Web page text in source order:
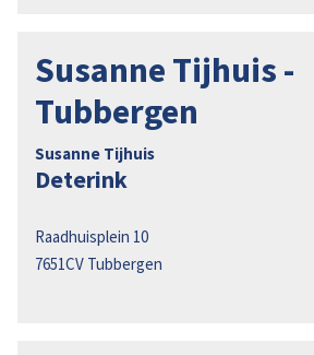
Susanne Tijhuis -
Tubbergen
Susanne Tijhuis
Deterink
Raadhuisplein 10
7651CV Tubbergen